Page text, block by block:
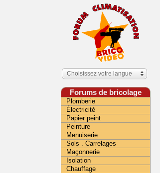
Choisissez votre langue
Forums de bricolage
Plomberie
Électricité
Papier peint
Peinture
Menuiserie
Sols . Carrelages
Maçonnerie
Isolation
Chauffage